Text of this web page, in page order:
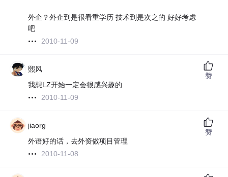
外企？外企到是很看重学历 技术到是次之的 好好考虑
吧
2010-11-09
熙风
我想LZ开始一定会很感兴趣的
2010-11-09
赞
jiaorg
外语好的话，去外资做项目管理
2010-11-08
赞